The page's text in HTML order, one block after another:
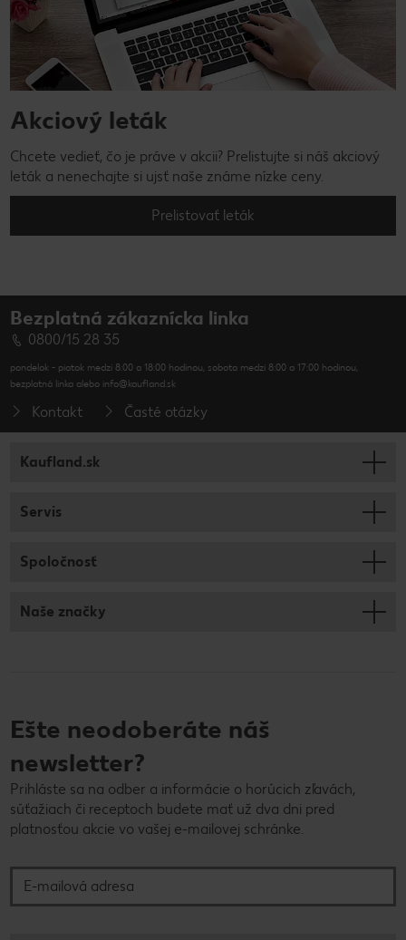
Akciový leták
Chcete vedieť, čo je práve v akcii? Prelistujte si náš akciový
leták a nenechajte si ujsť naše známe nízke ceny.
Prelistovať leták
Bezplatná zákaznícka linka
0800/15 28 35
pondelok - piatok medzi 8:00 a 18:00 hodinou, sobota medzi 8:00 a 17:00 hodinou,
bezplatná linka alebo info@kaufland.sk
Kontakt Časté otázky
Kaufland.sk
Servis
Spoločnosť
Naše značky
Ešte neodoberáte náš
newsletter?
Prihláste sa na odber a informácie o horúcich zľavách,
súťažiach či receptoch budete mať už dva dni pred
platnosťou akcie vo vašej e-mailovej schránke.